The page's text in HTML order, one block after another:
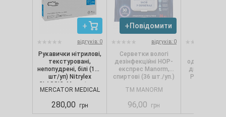
відгуків: 0
Рукавички нітрилові,
текстуровані,
непопудрені, білі (100
шт/уп) Nitrylex
CLASSIC, Mercator, р.
S
MERCATOR MEDICAL
280,00 грн
Повідомити
відгуків: 0
Серветки вологі
дезінфекційні НОР-
експрес Manorm,
спиртові (36 шт./уп.)
TM MANORM
96,00 грн
одношарові,
Pro.Extra,